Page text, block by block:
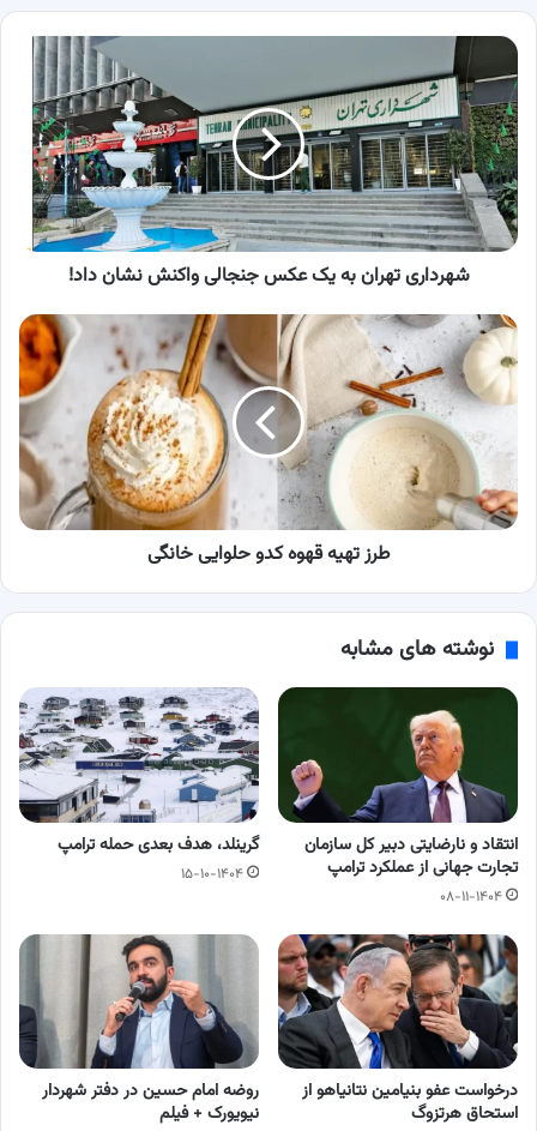
شهرداری
تهران
به
یک
عکس
جنجالی
واکنش
نشان
داد!
شهرداری تهران به یک عکس جنجالی واکنش نشان داد!
طرز
تهیه
قهوه
کدو
خانگی
طرز تهیه قهوه کدو حلوایی خانگی
نوشته های مشابه
انتقاد و نارضایتی دبیر کل سازمان
تجارت جهانی از عملکرد ترامپ
۰۸-۱۱-۱۴۰۴
گرینلد، هدف بعدی حمله ترامپ
۱۵-۱۰-۱۴۰۴
درخواست عفو بنیامین نتانیاهو از
استحاق هرتزوگ
روضه امام حسین در دفتر شهردار
نیویورک + فیلم